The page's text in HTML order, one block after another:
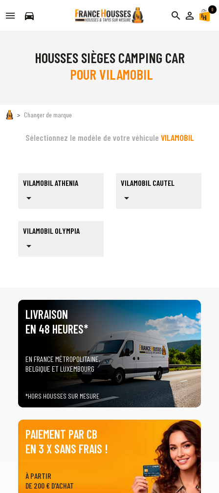
directions_car search person_outline
0
HOUSSES SIÈGES CAMPING CAR
POUR VILAMOBIL
Changer de marque
Sélectionnez le modèle de votre véhicule VILAMOBIL
VILAMOBIL ATHENIA
arrow_drop_down
VILAMOBIL CAUTEL
arrow_drop_down
VILAMOBIL OLYMPIA
arrow_drop_down
LIVRAISON
EN 48 HEURES*
EN FRANCE MÉTROPOLITAINE,
BELGIQUE ET LUXEMBOURG
*HORS HOUSSES SUR MESURE
PAIEMENT PAR CB
EN 3 X SANS FRAIS !
À PARTIR
DE 200 € D'ACHAT